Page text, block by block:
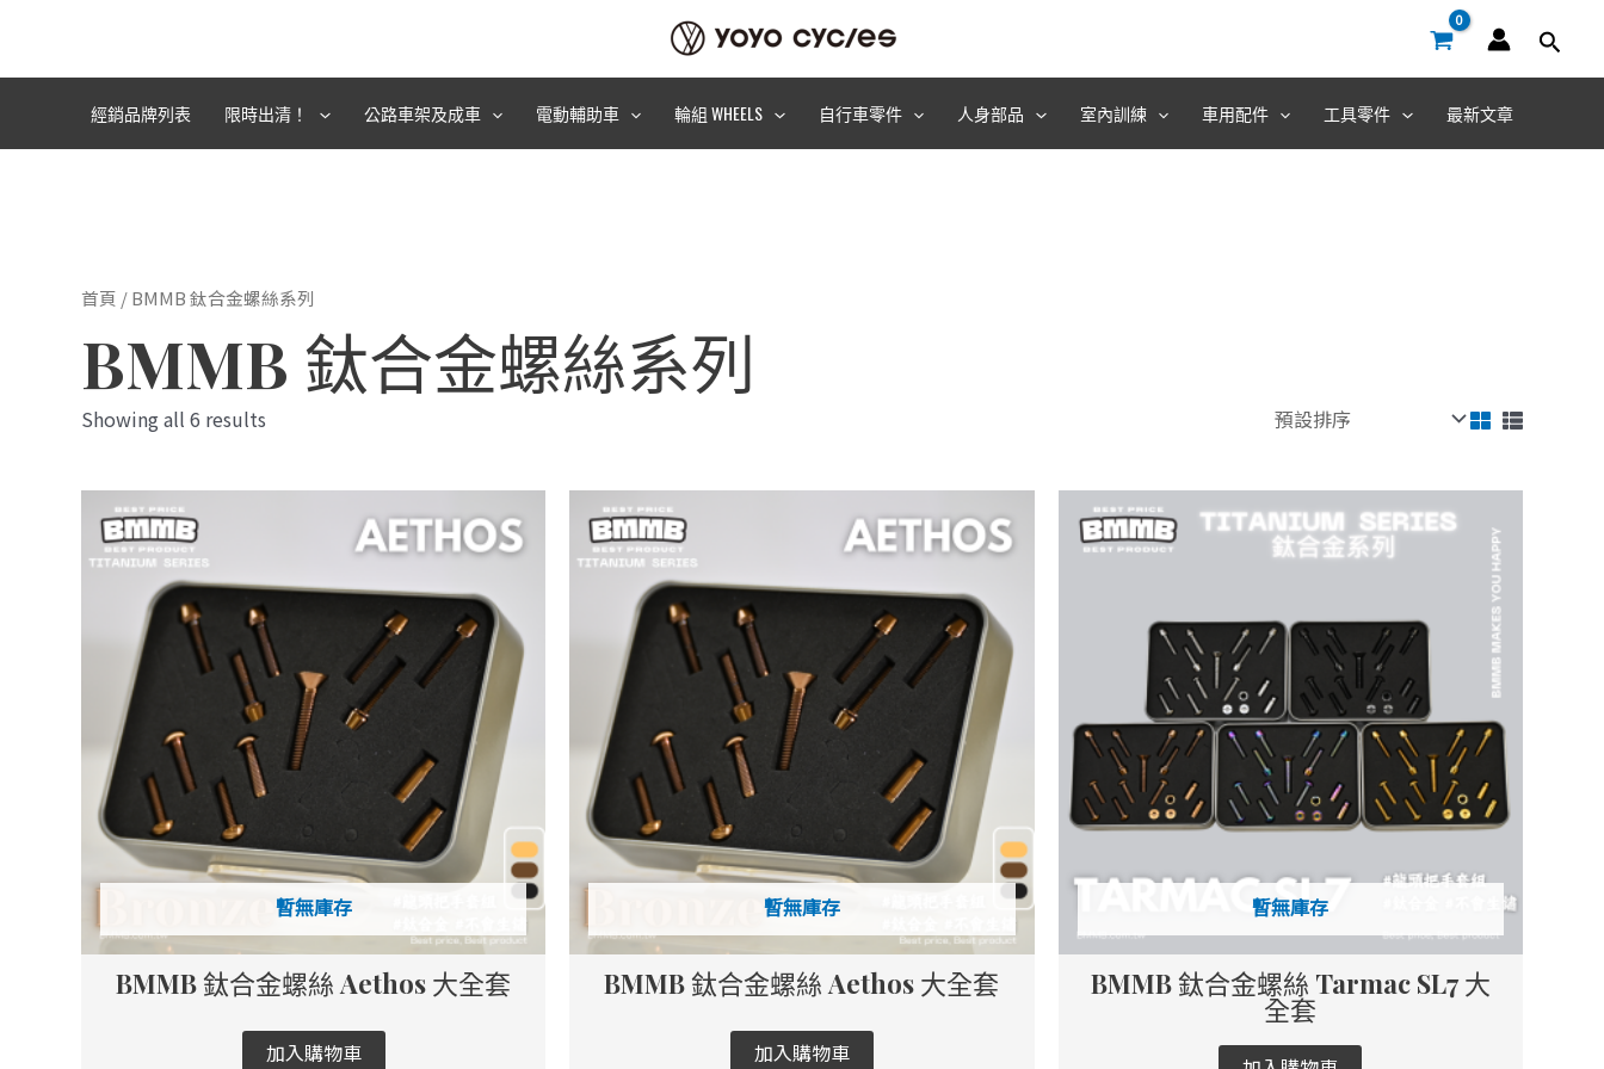
主
經銷品牌列表 限時出清！ 公路車架及成車 電動輔助車 輪組 WHEELS 自行車零件 人身部品 室內訓練 車用配件 工具零件 最新文章
首頁 / BMMB 鈦合金螺絲系列
BMMB 鈦合金螺絲系列
Showing all 6 results
暫無庫存
BMMB 鈦合金螺絲 Aethos 大全套
加入購物車
暫無庫存
BMMB 鈦合金螺絲 Aethos 大全套
加入購物車
暫無庫存
BMMB 鈦合金螺絲 Tarmac SL7 大
全套